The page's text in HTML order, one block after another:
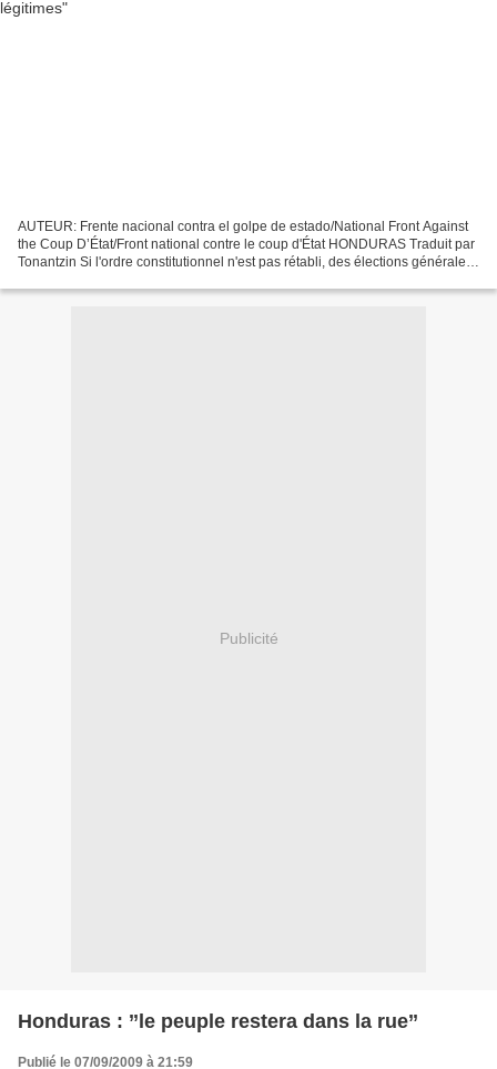
AUTEUR: Frente nacional contra el golpe de estado/National Front Against
the Coup D’État/Front national contre le coup d'État HONDURAS Traduit par
Tonantzin Si l'ordre constitutionnel n'est pas rétabli, des élections générales
Publicité
Honduras : ’’le peuple restera dans la rue’’
Publié le 07/09/2009 à 21:59